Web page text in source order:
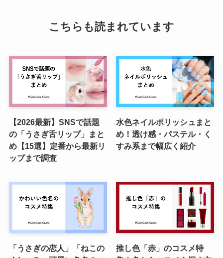
こちらも読まれています
【2026最新】SNSで話題
の「うさぎ舌リップ」まと
め【15選】定番から最新リ
ップまで調査
水色ネイルポリッシュまと
め！透け感・パステル・く
すみ系まで幅広く紹介
「うさぎの恋人」「ねこの
推し色「赤」のコスメ特